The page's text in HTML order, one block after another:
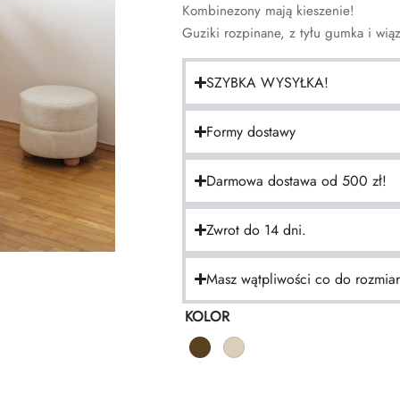
Kombinezony mają kieszenie!
Guziki rozpinane, z tyłu gumka i
SZYBKA WYSYŁKA!
Formy dostawy
Darmowa dostawa od 500 zł!
Zwrot do 14 dni.
Masz wątpliwości co do
KOLOR